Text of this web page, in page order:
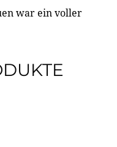
war ein voller